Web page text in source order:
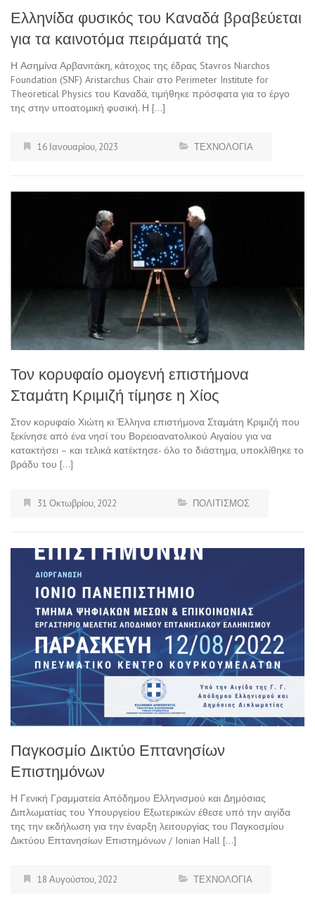
Ελληνίδα φυσικός του Καναδά βραβεύεται
για τα καινοτόμα πειράματά της
Η Ασημίνα Αρβανιτάκη, κάτοχος της έδρας Stavros Niarchos
Foundation (SNF) Aristarchus Chair στο Perimeter Institute for
Theoretical Physics του Καναδά, τιμήθηκε πρόσφατα για το έργο
της στην υποατομική φυσική. Η […]
16 Ιανουαρίου, 2023 ΤΕΧΝΟΛΟΓΙΑ
Τον κορυφαίο ομογενή επιστήμονα
Σταμάτη Κριμιζή τίμησε η Χίος
Στον κορυφαίο Χιώτη κι Έλληνα επιστήμονα Σταμάτη Κριμιζή που
ξεκίνησε από ένα νησί του Βορειοανατολικού Αιγαίου για να
κατακτήσει – και τελικά κατέκτησε- όλο το διάστημα, υποκλίθηκε το
βράδυ του […]
31 Οκτωβρίου, 2022 ΠΟΛΙΤΙΣΜΟΣ
Παγκοσμίο Δικτύο Επτανησίων
Επιστημόνων
Η Γενική Γραμματεία Απόδημου Ελληνισμού και Δημόσιας
Διπλωματίας του Υπουργείου Εξωτερικών έθεσε υπό την αιγίδα
της την εκδήλωση για την έναρξη λειτουργίας του Παγκοσμίου
Δικτύου Επτανησίων Επιστημόνων / Ionian Hall […]
18 Αυγούστου, 2022 ΤΕΧΝΟΛΟΓΙΑ